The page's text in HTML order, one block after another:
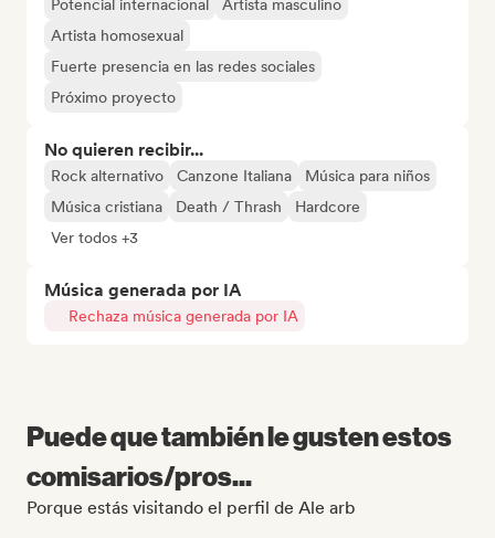
Potencial internacional
Artista masculino
Artista homosexual
Fuerte presencia en las redes sociales
Próximo proyecto
No quieren recibir...
Rock alternativo Canzone Italiana
Música para niños
Música cristiana
Death / Thrash
Hardcore
Ver todos +3
Música generada por IA
Rechaza música generada por IA
Puede que también le gusten estos
comisarios/pros...
Porque estás visitando el perfil de Ale arb